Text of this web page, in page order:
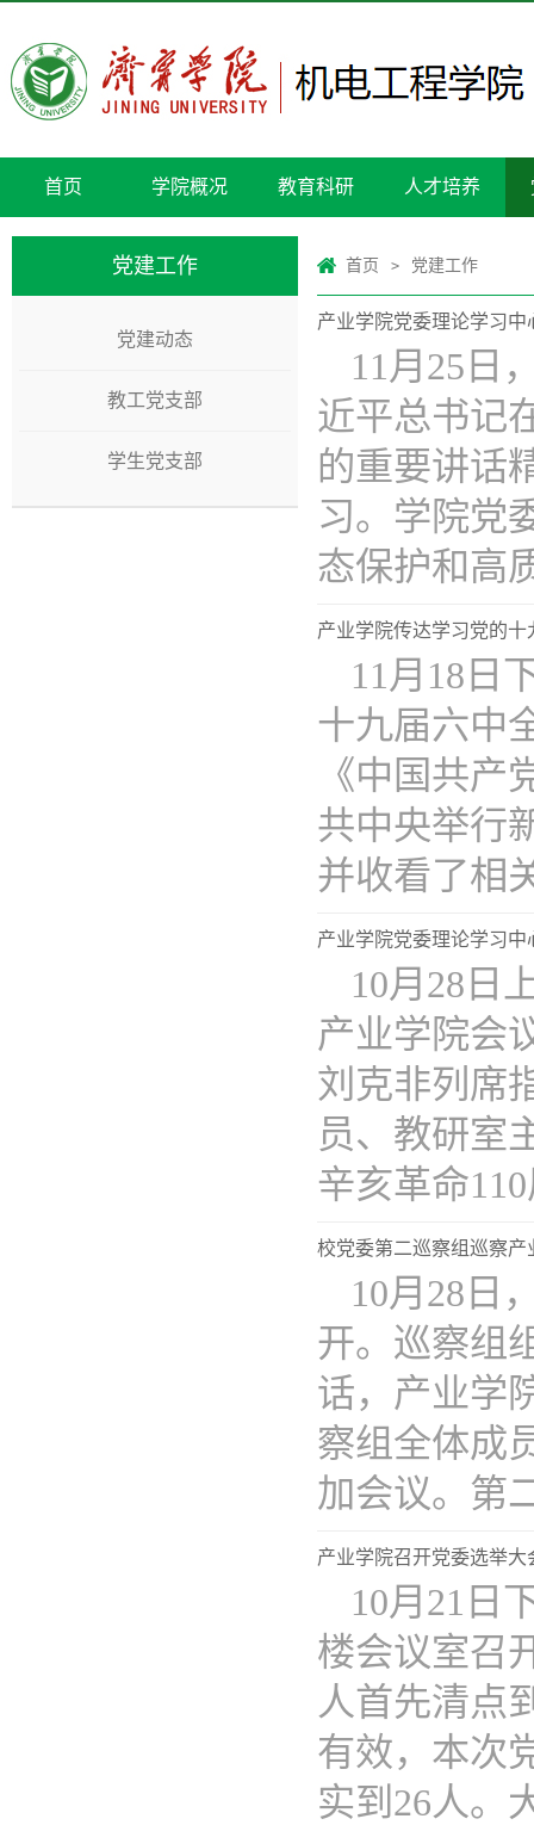
首页 学院概况 教育科研 人才培养
党建工作
党建动态
教工党支部
学生党支部
首页 > 党建工作
产业学院党委理论学习
11月25日
近平总书记
的重要讲话
习。学院党
态保护和高
产业学院传达学习党的
11月18日
十九届六中
《中国共
共中央举行
并收看了相
产业学院党委理论学习
10月28日
产业学院会
刘克非列席
员、教研室
辛亥革命
校党委第二巡察组巡察
10月28日
开。巡察组
话，产业学
察组全体成
加会议。第
产业学院召开党委选举大
10月21日
楼会议室召
人首先清点
有效，本次
实到26人。